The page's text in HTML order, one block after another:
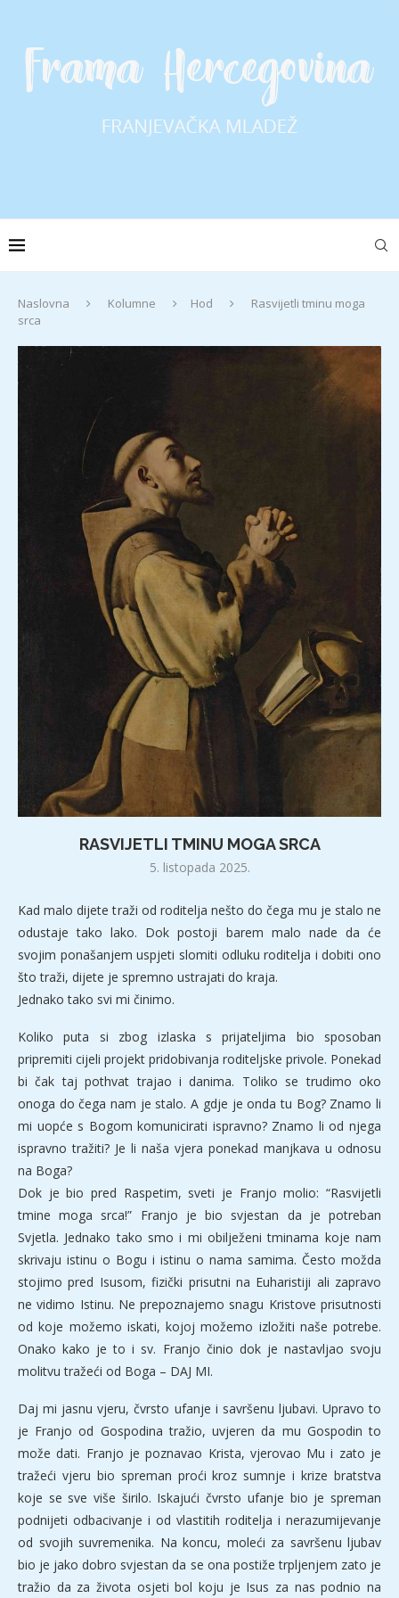
Naslovna Kolumne Hod
Rasvijetli tminu moga
srca
RASVIJETLI TMINU MOGA SRCA
5. listopada 2025.
Kad malo dijete traži od roditelja nešto do čega mu je stalo ne
odustaje tako lako. Dok postoji barem malo nade da će
svojim ponašanjem uspjeti slomiti odluku roditelja i dobiti ono
što traži, dijete je spremno ustrajati do kraja.
Jednako tako svi mi činimo.
Koliko puta si zbog izlaska s prijateljima bio sposoban
pripremiti cijeli projekt pridobivanja roditeljske privole. Ponekad
bi čak taj pothvat trajao i danima. Toliko se trudimo oko
onoga do čega nam je stalo. A gdje je onda tu Bog? Znamo li
mi uopće s Bogom komunicirati ispravno? Znamo li od njega
ispravno tražiti? Je li naša vjera ponekad manjkava u odnosu
na Boga?
Dok je bio pred Raspetim, sveti je Franjo molio: “Rasvijetli
tmine moga srca!” Franjo je bio svjestan da je potreban
Svjetla. Jednako tako smo i mi obilježeni tminama koje nam
skrivaju istinu o Bogu i istinu o nama samima. Često možda
stojimo pred Isusom, fizički prisutni na Euharistiji ali zapravo
ne vidimo Istinu. Ne prepoznajemo snagu Kristove prisutnosti
od koje možemo iskati, kojoj možemo izložiti naše potrebe.
Onako kako je to i sv. Franjo činio dok je nastavljao svoju
molitvu tražeći od Boga – DAJ MI.
Daj mi jasnu vjeru, čvrsto ufanje i savršenu ljubavi. Upravo to
je Franjo od Gospodina tražio, uvjeren da mu Gospodin to
može dati. Franjo je poznavao Krista, vjerovao Mu i zato je
tražeći vjeru bio spreman proći kroz sumnje i krize bratstva
koje se sve više širilo. Iskajući čvrsto ufanje bio je spreman
podnijeti odbacivanje i od vlastitih roditelja i nerazumijevanje
od svojih suvremenika. Na koncu, moleći za savršenu ljubav
bio je jako dobro svjestan da se ona postiže trpljenjem zato je
tražio da za života osjeti bol koju je Isus za nas podnio na